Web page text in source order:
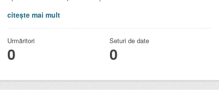
citește mai mult
Urmăritori
0
Seturi de date
0